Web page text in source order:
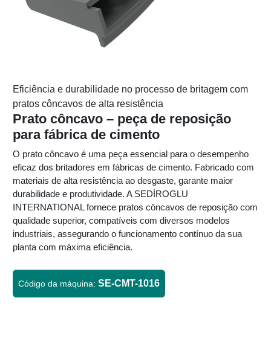
Eficiência e durabilidade no processo de britagem com
pratos côncavos de alta resistência
Prato côncavo – peça de reposição
para fábrica de cimento
O prato côncavo é uma peça essencial para o desempenho
eficaz dos britadores em fábricas de cimento. Fabricado com
materiais de alta resistência ao desgaste, garante maior
durabilidade e produtividade. A SEDİROGLU
INTERNATIONAL fornece pratos côncavos de reposição com
qualidade superior, compatíveis com diversos modelos
industriais, assegurando o funcionamento contínuo da sua
planta com máxima eficiência.
Código da máquina: SE-CMT-1016